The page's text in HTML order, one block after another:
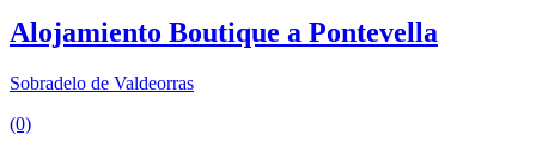
Alojamiento Boutique a Pontevella
Sobradelo de Valdeorras
(0)